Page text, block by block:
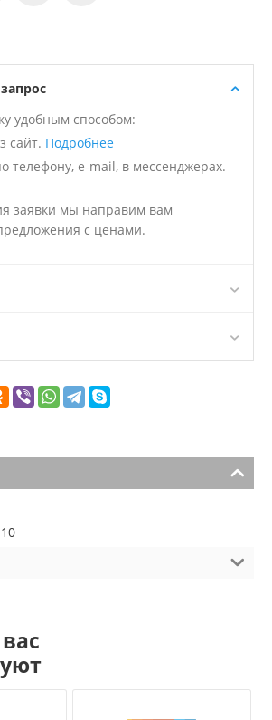
удобным способом:
сайт. Подробнее
телефону, e-mail, в мессенджерах.
заявки мы направим вам
с ценами.